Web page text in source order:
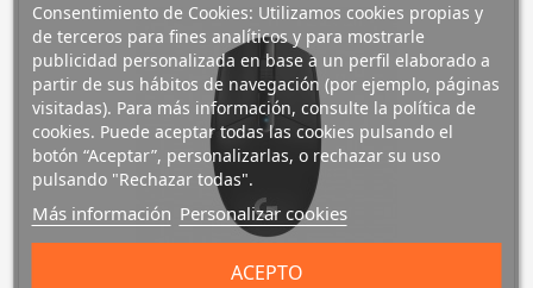
Comprar
Consentimiento de Cookies: Utilizamos cookies propias y
de terceros para fines analíticos y para mostrarle
publicidad personalizada en base a un perfil elaborado a
partir de sus hábitos de navegación (por ejemplo, páginas
visitadas). Para más información, consulte la política de
cookies. Puede aceptar todas las cookies pulsando el
botón “Aceptar”, personalizarlas, o rechazar su uso
pulsando "Rechazar todas".
Más información Personalizar cookies
ACEPTO